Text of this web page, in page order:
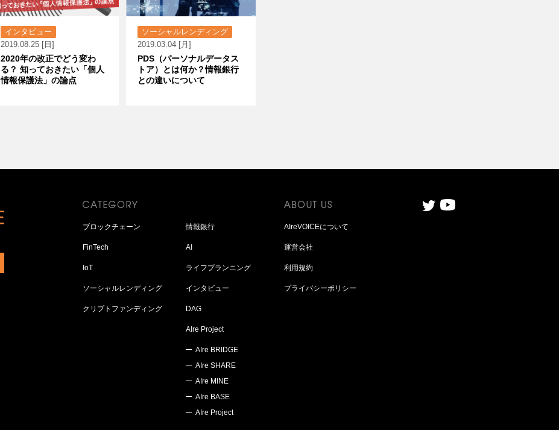
インタビュー
2019.08.25 [日]
2020年の改正でどう変わ
る？ 知っておきたい「個人
情報保護法」の論点
ソーシャルレンディング
2019.03.04 [月]
PDS（パーソナルデータス
トア）とは何か？情報銀行
との違いについて
ブロックチェーン
FinTech
IoT
ソーシャルレンディング
クリプトファンディング
情報銀行
AI
ライフプランニング
インタビュー
DAG
AIre Project
AIre BRIDGE
AIre SHARE
AIre MINE
AIre BASE
AIre Project
AIreVOICEについて
運営会社
利用規約
プライバシーポリシー